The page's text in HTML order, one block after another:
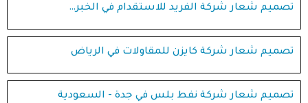
تصميم شعار شركة الفريد للاستقدام في الخبر…
تصميم شعار شركة كايزن للمقاولات في الرياض
تصميم شعار شركة نفط بلس في جدة - السعودية